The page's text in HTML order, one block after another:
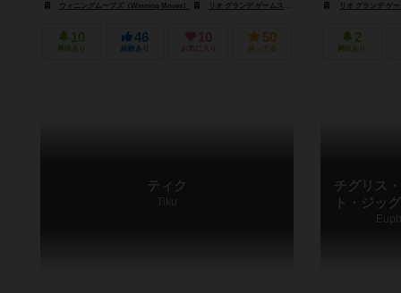
ウィニングムーブズ（Winning Moves） リオ グランデ ゲームス（Rio Grande Games） シュ
10
興味あり
46
経験あり
10
お気に入り
50
持ってる
リオ グランデ ゲ
2
興味あり
ティク
Tiku
チグリス
ト・ジッ